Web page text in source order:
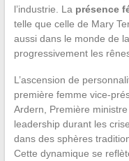
l’industrie. La présence
telle que celle de Mary
aussi dans le monde de
progressivement les
L’ascension de
première femme vice-
Ardern, Première
leadership durant les
dans des sphères
Cette dynamique se